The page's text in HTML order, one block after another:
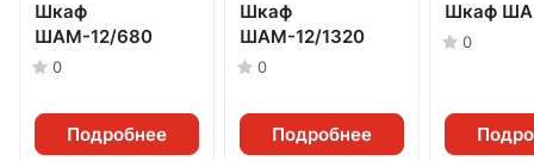
Шкаф
ШАМ-12/680
0
Подробнее
Шкаф
ШАМ-12/1320
0
Подробнее
Шкаф
0